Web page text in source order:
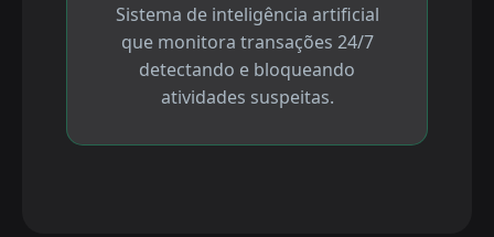
Sistema de inteligência artificial
que monitora transações 24/7
detectando e bloqueando
atividades suspeitas.